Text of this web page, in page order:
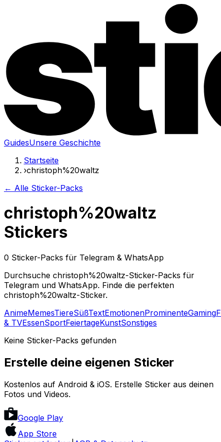
GuidesUnsere Geschichte
Startseite
›christoph%20waltz
← Alle Sticker-Packs
christoph%20waltz
Stickers
0 Sticker-Packs für Telegram & WhatsApp
Durchsuche christoph%20waltz-Sticker-Packs für
Telegram und WhatsApp. Finde die perfekten
christoph%20waltz-Sticker.
AnimeMemesTiereSüßTextEmotionenProminenteGaming
& TVEssenSportFeiertageKunstSonstiges
Keine Sticker-Packs gefunden
Erstelle deine eigenen Sticker
Kostenlos auf Android & iOS. Erstelle Sticker aus deinen
Fotos und Videos.
Google Play
App Store